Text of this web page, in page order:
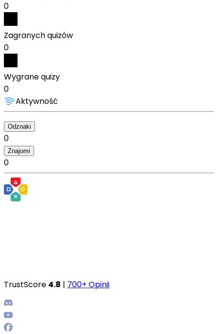
0
Zagranych quizów
0
Wygrane quizy
0
Aktywność
Odznaki
0
Znajomi
0
TrustScore 4.8 | 700+ Opinii